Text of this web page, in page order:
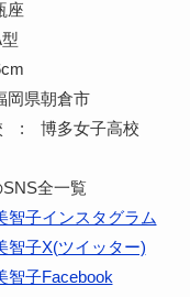
県朝倉市
: 博多女子高校
全一覧
智子インスタグラム
智子X(ツイッター)
智子Facebook